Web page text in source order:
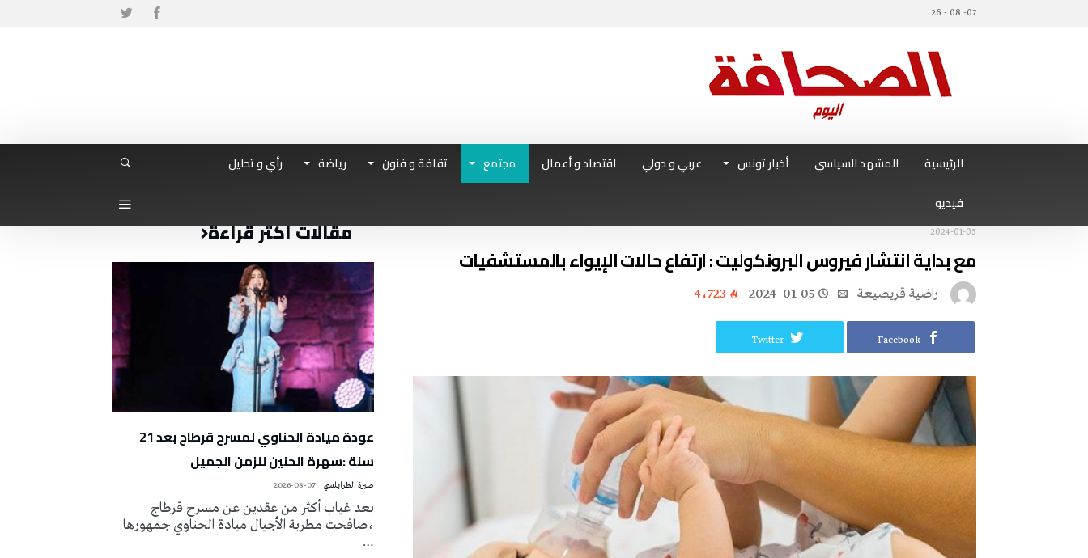
07- 08 - 26
الرئيسية المشهد السياسي أخبار تونس عربي و دولي اقتصاد و أعمال مجتمع ثقافة و فنون رياضة
رأي و تحليل
فيديو
2024-01-05
مع بداية انتشار فيروس البرونكوليت : ارتفاع حالات الإيواء بالمستشفيات
راضية قريصيعة 2024-01-05 4٬723
Facebook
Twitter
مقالات أكثر قراءة
عودة ميادة الحناوي لمسرح قرطاج بعد 21
سنة :سهرة الحنين للزمن الجميل
صبرة الطرابلسي 2026-08-07
بعد غياب أكثر من عقدين عن مسرح قرطاج
،صافحت مطربة الأجيال ميادة الحناوي جمهورها
…